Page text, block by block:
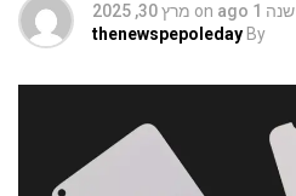
שנה 1 ago on מרץ 30, 2025
By
thenewspepoleday